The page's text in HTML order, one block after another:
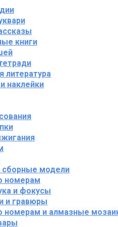
книги
литература
наклейки
сборные модели
номерам
и фокусы
и гравюры
номерам и алмазные